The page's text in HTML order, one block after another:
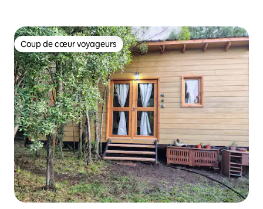
Coup de cœur voyageurs
Coup de cœur voyageurs